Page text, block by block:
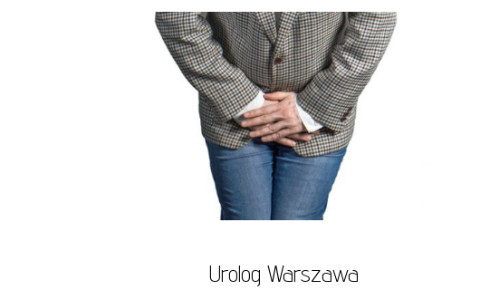
Urolog Warszawa